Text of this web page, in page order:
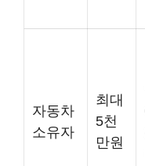
자동차
소유자
최대
5천
만원